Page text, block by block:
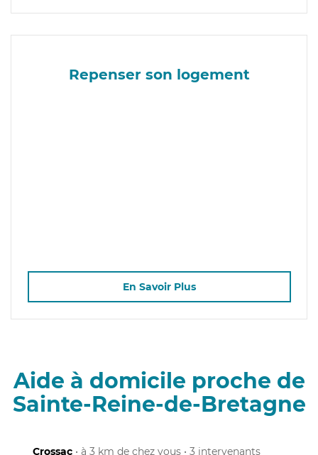
Repenser son logement
En Savoir Plus
Aide à domicile proche de
Sainte-Reine-de-Bretagne
Crossac • à 3 km de chez vous • 3 intervenants